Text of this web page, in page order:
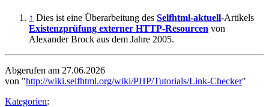
↑ Dies ist eine Überarbeitung des Selfhtml-aktuell-Artikels
Existenzprüfung externer HTTP-Resourcen von
Alexander Brock aus dem Jahre 2005.
Abgerufen am 27.06.2026
von "http://wiki.selfhtml.org/wiki/PHP/Tutorials/Link-Checker"
Kategorien: